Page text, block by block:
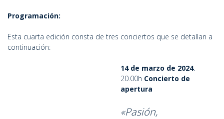
Programación:
Esta cuarta edición consta de tres conciertos que se detallan a
continuación:
14 de marzo de 2024.
20.00h Concierto de
apertura
«Pasión,